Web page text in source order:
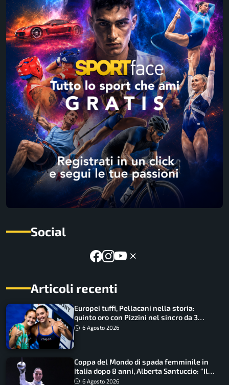
Social
Articoli recenti
Europei tuffi, Pellacani nella storia:
quinto oro con Pizzini nel sincro da 3
metri
6 Agosto 2026
Coppa del Mondo di spada femminile in
Italia dopo 8 anni, Alberta Santuccio: “Il
lavoro dà sempre i suoi frutti”
6 Agosto 2026